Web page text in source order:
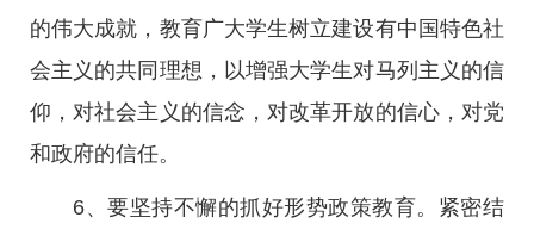
的伟大成就，教育广大学生树立建设有中国特色社
会主义的共同理想，以增强大学生对马列主义的信
仰，对社会主义的信念，对改革开放的信心，对党
和政府的信任。
6、要坚持不懈的抓好形势政策教育。紧密结